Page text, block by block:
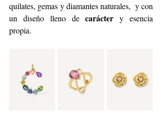
quilates, gemas y diamantes naturales,  y con
un diseño lleno de carácter y esencia
propia.